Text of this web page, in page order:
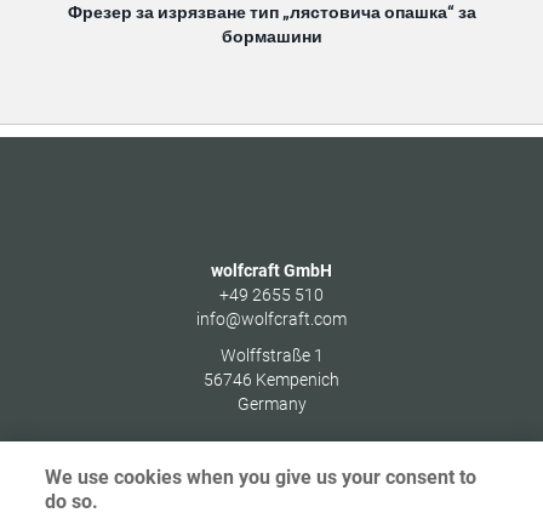
Фрезер за изрязване тип „лястовича опашка“ за
бормашини
wolfcraft GmbH
+49 2655 510
info@wolfcraft.com
Wolffstraße 1
56746 Kempenich
Germany
We use cookies when you give us your consent to
do so.